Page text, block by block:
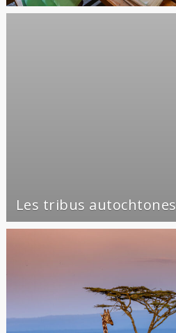
Les tribus autochtones